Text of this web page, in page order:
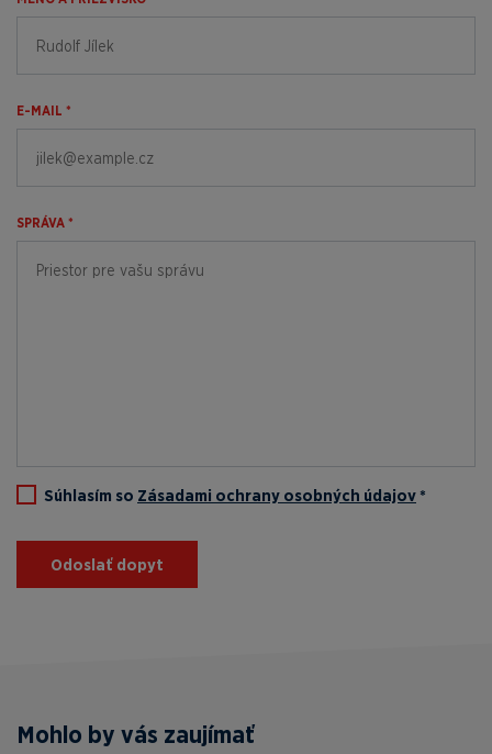
E-MAIL *
SPRÁVA *
Súhlasím so Zásadami ochrany osobných údajov *
Odoslať dopyt
Mohlo by vás zaujímať